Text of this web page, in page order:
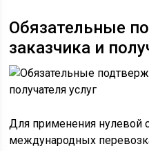
Обязательные
заказчика и
Для применения нулевой
международных